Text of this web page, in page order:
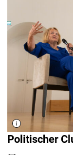
Politischer